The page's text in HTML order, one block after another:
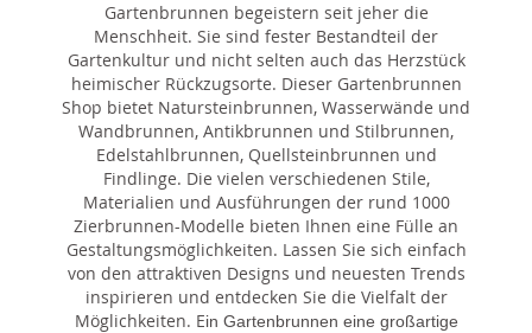
Gartenbrunnen begeistern seit jeher die
Menschheit. Sie sind fester Bestandteil der
Gartenkultur und nicht selten auch das Herzstück
heimischer Rückzugsorte. Dieser Gartenbrunnen
Shop bietet Natursteinbrunnen, Wasserwände und
Wandbrunnen, Antikbrunnen und Stilbrunnen,
Edelstahlbrunnen, Quellsteinbrunnen und
Findlinge. Die vielen verschiedenen Stile,
Materialien und Ausführungen der rund 1000
Zierbrunnen-Modelle bieten Ihnen eine Fülle an
Gestaltungsmöglichkeiten. Lassen Sie sich einfach
von den attraktiven Designs und neuesten Trends
inspirieren und entdecken Sie die Vielfalt der
Möglichkeiten. Ein Gartenbrunnen eine großartige